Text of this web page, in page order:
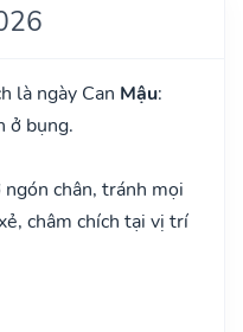
là ngày Can Mậu:
ở bụng.
chân, tránh mọi
châm chích tại vị trí